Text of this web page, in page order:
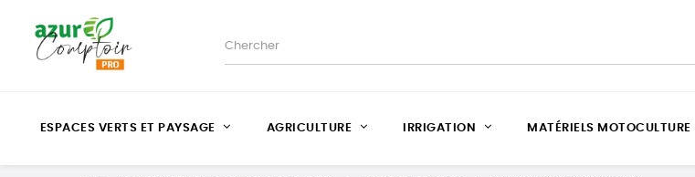
ESPACES VERTS ET PAYSAGE AGRICULTURE IRRIGATION MATÉRIELS MOTOCULTURE